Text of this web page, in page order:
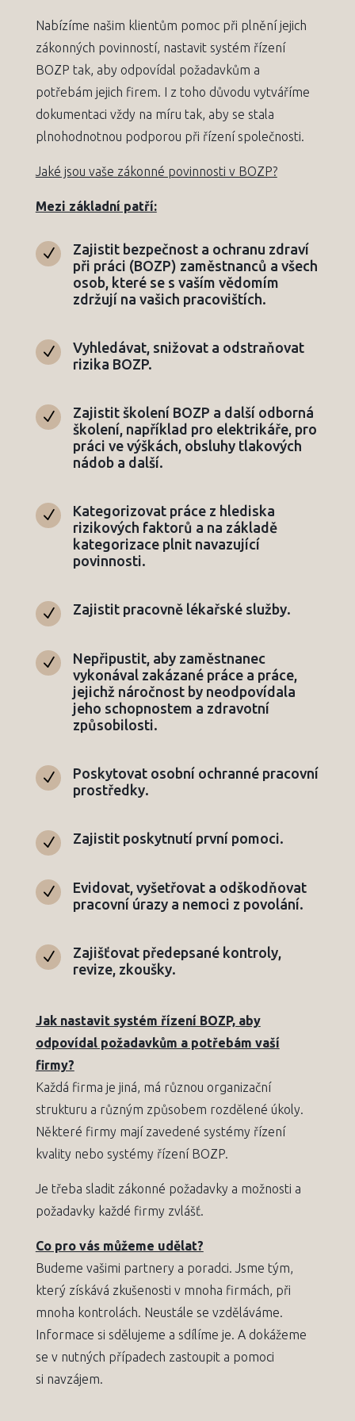
Nabízíme našim klientům pomoc při plnění jejich
zákonných povinností, nastavit systém řízení
BOZP tak, aby odpovídal požadavkům a
potřebám jejich firem. I z toho důvodu vytváříme
dokumentaci vždy na míru tak, aby se stala
plnohodnotnou podporou při řízení společnosti.
Jaké jsou vaše zákonné povinnosti v BOZP?
Mezi základní patří:
N
Zajistit bezpečnost a ochranu zdraví
při práci (BOZP) zaměstnanců a všech
osob, které se s vaším vědomím
zdržují na vašich pracovištích.
N
Vyhledávat, snižovat a odstraňovat
rizika BOZP.
N
Zajistit školení BOZP a další odborná
školení, například pro elektrikáře, pro
práci ve výškách, obsluhy tlakových
nádob a další.
N
Kategorizovat práce z hlediska
rizikových faktorů a na základě
kategorizace plnit navazující
povinnosti.
N Zajistit pracovně lékařské služby.
N
Nepřipustit, aby zaměstnanec
vykonával zakázané práce a práce,
jejichž náročnost by neodpovídala
jeho schopnostem a zdravotní
způsobilosti.
N
Poskytovat osobní ochranné pracovní
prostředky.
N Zajistit poskytnutí první pomoci.
N
Evidovat, vyšetřovat a odškodňovat
pracovní úrazy a nemoci z povolání.
N
Zajišťovat předepsané kontroly,
revize, zkoušky.
Jak nastavit systém řízení BOZP, aby
odpovídal požadavkům a potřebám vaší
firmy?
Každá firma je jiná, má různou organizační
strukturu a různým způsobem rozdělené úkoly.
Některé firmy mají zavedené systémy řízení
kvality nebo systémy řízení BOZP.
Je třeba sladit zákonné požadavky a možnosti a
požadavky každé firmy zvlášť.
Co pro vás můžeme udělat?
Budeme vašimi partnery a poradci. Jsme tým,
který získává zkušenosti v mnoha firmách, při
mnoha kontrolách. Neustále se vzděláváme.
Informace si sdělujeme a sdílíme je. A dokážeme
se v nutných případech zastoupit a pomoci
si navzájem.